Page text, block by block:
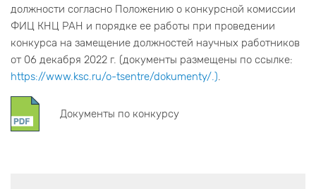
должности согласно Положению о конкурсной комиссии
ФИЦ КНЦ РАН и порядке ее работы при проведении
конкурса на замещение должностей научных работников
от 06 декабря 2022 г. (документы размещены по ссылке:
https://www.ksc.ru/o-tsentre/dokumenty/.).
Документы по конкурсу